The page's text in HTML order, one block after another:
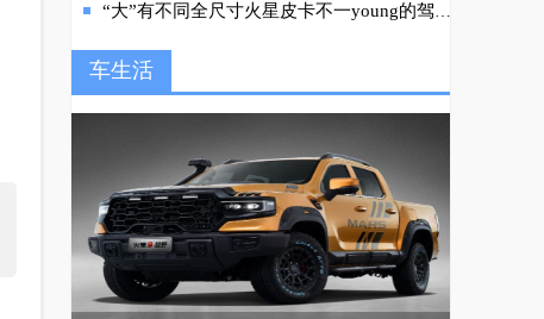
“大”有不同全尺寸火星皮卡不一young的驾乘空间
车生活